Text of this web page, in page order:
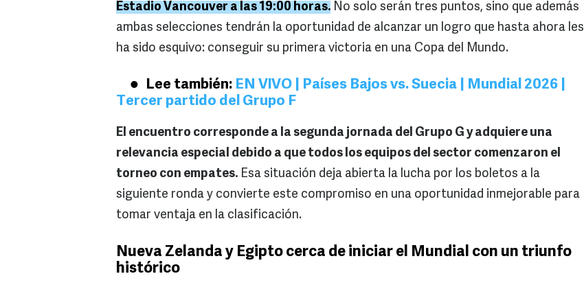
Estadio Vancouver a las 19:00 horas. No solo serán tres puntos, sino que además
ambas selecciones tendrán la oportunidad de alcanzar un logro que hasta ahora les
ha sido esquivo: conseguir su primera victoria en una Copa del Mundo.
Lee también: EN VIVO | Países Bajos vs. Suecia | Mundial 2026 |
Tercer partido del Grupo F
El encuentro corresponde a la segunda jornada del Grupo G y adquiere una
relevancia especial debido a que todos los equipos del sector comenzaron el
torneo con empates. Esa situación deja abierta la lucha por los boletos a la
siguiente ronda y convierte este compromiso en una oportunidad inmejorable para
tomar ventaja en la clasificación.
Nueva Zelanda y Egipto cerca de iniciar el Mundial con un triunfo
histórico